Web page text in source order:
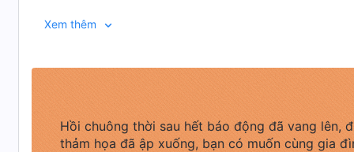
không thể đòi lại công lý cho người đã khuất, mà
Xem thêm
Hồi chuông thời sau hết báo động đã vang lên,
thảm họa đã ập xuống, bạn có muốn cùng gia